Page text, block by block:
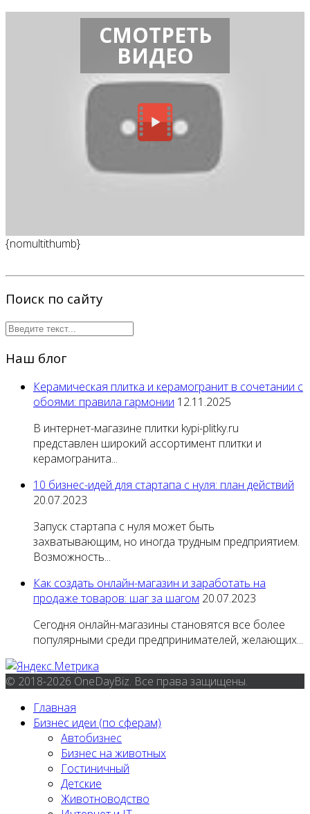
СМОТРЕТЬ
ВИДЕО
{nomultithumb}
Поиск по сайту
Наш блог
Керамическая плитка и керамогранит в сочетании с
обоями: правила гармонии 12.11.2025
В интернет-магазине плитки kypi-plitky.ru
представлен широкий ассортимент плитки и
керамогранита...
10 бизнес-идей для стартапа с нуля: план действий
20.07.2023
Запуск стартапа с нуля может быть
захватывающим, но иногда трудным предприятием.
Возможность...
Как создать онлайн-магазин и заработать на
продаже товаров: шаг за шагом 20.07.2023
Сегодня онлайн-магазины становятся все более
популярными среди предпринимателей, желающих...
© 2018-2026 OneDayBiz. Все права защищены.
Главная
Бизнес идеи (по сферам)
Автобизнес
Бизнес на животных
Гостиничный
Детские
Животноводство